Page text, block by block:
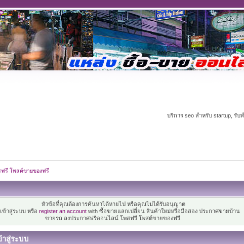
บริการ seo สำหรับ startup, รั
ฟรี โพสต์ขายของฟรี
หัวข้อที่คุณต้องการค้นหาได้หายไป หรือคุณไม่ได้รับอนุญาต
ข้าสู่ระบบ หรือ register an account with ซื้อขายแลกเปลี่ยน สินค้าใหม่หรือมือสอง ประกาศขายบ้าน
ขายรถ.ลงประกาศฟรีออนไลน์ โพสฟรี โพสต์ขายของฟรี.
สู่ระบบ